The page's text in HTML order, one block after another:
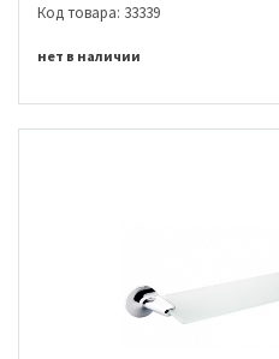
Код товара: 33339
нет в наличии